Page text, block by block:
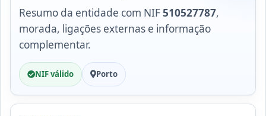
Resumo da entidade com NIF510527787,
morada, ligações externas e informação
complementar.
NIF válido Porto